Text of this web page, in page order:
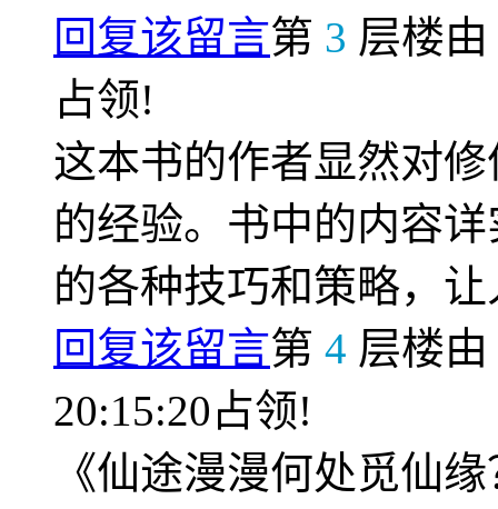
回复该留言第 3 层楼由
占领!
这本书的作者显然对
的经验。书中的内容
的各种技巧和策略，
回复该留言第 4 层楼由
20:15:20占领!
《仙途漫漫何处觅仙